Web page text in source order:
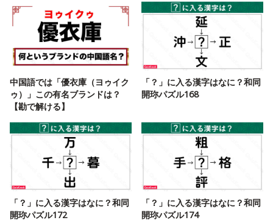
中国語では「優衣庫（ヨゥイク
ゥ）」この有名ブランドは？
【勘で解ける】
「？」に入る漢字はなに？和同
開珎パズル168
「？」に入る漢字はなに？和同
開珎パズル172
「？」に入る漢字はなに？和同
開珎パズル174